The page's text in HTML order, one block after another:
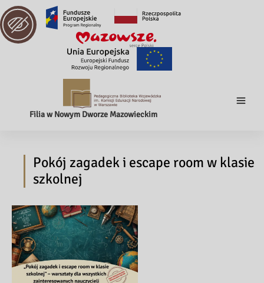
Filia w Nowym Dworze Mazowieckim
Pokój zagadek i escape room w klasie
szkolnej